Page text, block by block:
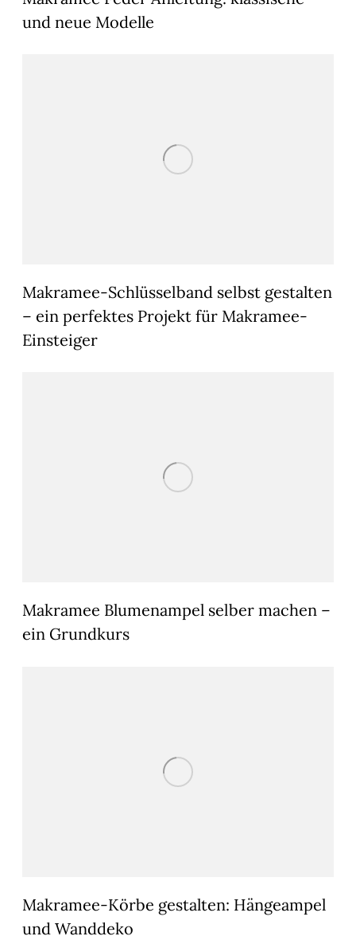
und neue Modelle
Makramee-Schlüsselband selbst gestalten
– ein perfektes Projekt für Makramee-
Einsteiger
Makramee Blumenampel selber machen –
ein Grundkurs
Makramee-Körbe gestalten: Hängeampel
und Wanddeko